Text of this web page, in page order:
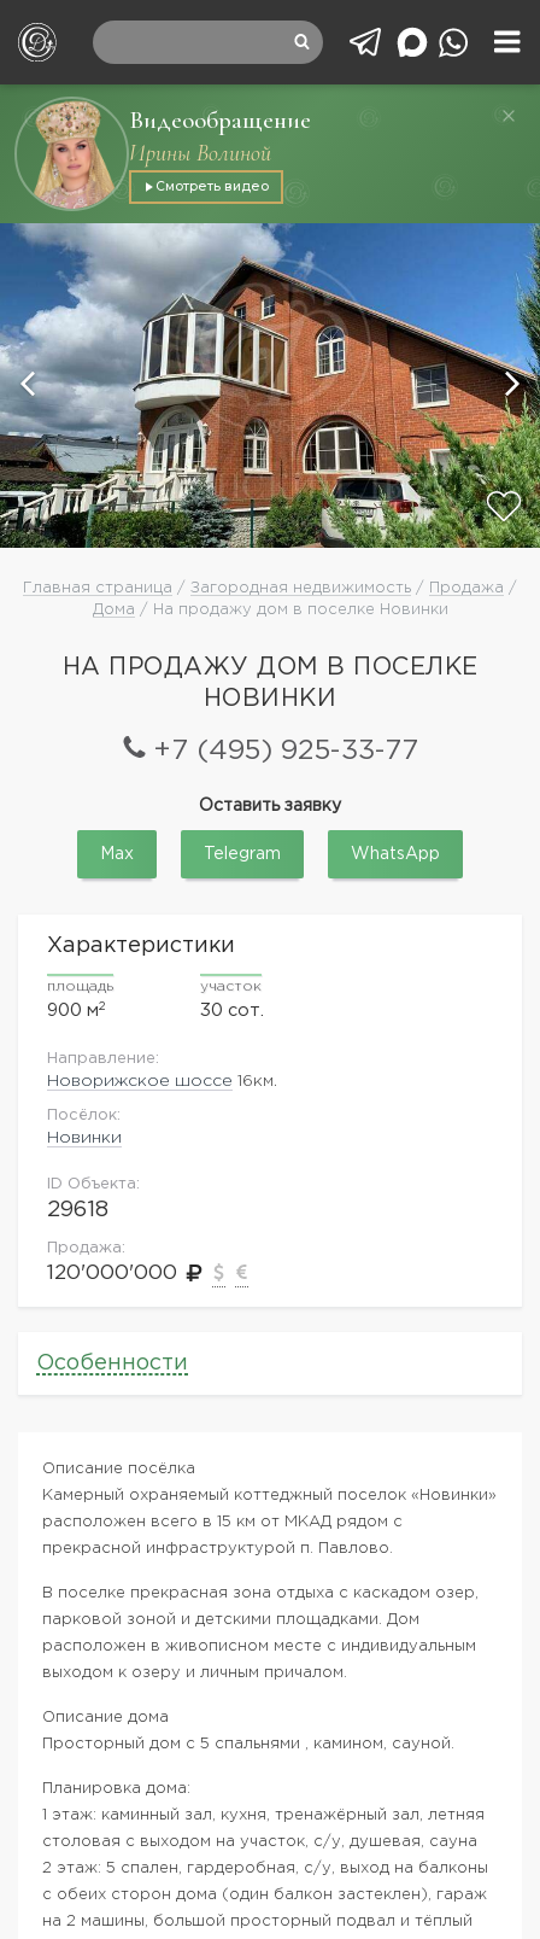
Видеообращение
Ирины Волиной
Смотреть видео
Главная страница / Загородная недвижимость / Продажа /
Дома / На продажу дом в поселке Новинки
НА ПРОДАЖУ ДОМ В ПОСЕЛКЕ
НОВИНКИ
+7 (495) 925-33-77
Оставить заявку
Max Telegram WhatsApp
Характеристики
площадь
900 м2
участок
30 сот.
Направление:
Новорижское шоссе 16км.
Посёлок:
Новинки
ID Объекта:
29618
Продажа:
120'000'000
Особенности
Описание посёлка
Камерный охраняемый коттеджный поселок «Новинки»
расположен всего в 15 км от МКАД рядом с
прекрасной инфраструктурой п. Павлово.
В поселке прекрасная зона отдыха с каскадом озер,
парковой зоной и детскими площадками. Дом
расположен в живописном месте с индивидуальным
выходом к озеру и личным причалом.
Описание дома
Просторный дом с 5 спальнями , камином, сауной.
Планировка дома:
1 этаж: каминный зал, кухня, тренажёрный зал, летняя
столовая с выходом на участок, с/у, душевая, сауна
2 этаж: 5 спален, гардеробная, с/у, выход на балконы
с обеих сторон дома (один балкон застеклен), гараж
на 2 машины, большой просторный подвал и тёплый